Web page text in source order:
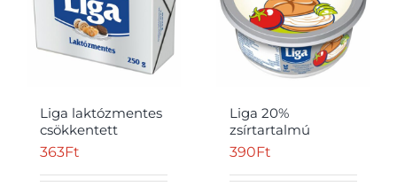
Liga laktózmentes
csökkentett
zsírtartalmú
363Ft
Liga 20%
zsírtartalmú
margarin 450 g
390Ft